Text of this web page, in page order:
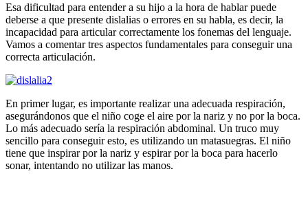
Esa dificultad para entender a su hijo a la hora de hablar puede
deberse a que presente dislalias o errores en su habla, es decir, la
incapacidad para articular correctamente los fonemas del lenguaje.
Vamos a comentar tres aspectos fundamentales para conseguir una
correcta articulación.
En primer lugar, es importante realizar una adecuada respiración,
asegurándonos que el niño coge el aire por la nariz y no por la boca.
Lo más adecuado sería la respiración abdominal. Un truco muy
sencillo para conseguir esto, es utilizando un matasuegras. El niño
tiene que inspirar por la nariz y espirar por la boca para hacerlo
sonar, intentando no utilizar las manos.